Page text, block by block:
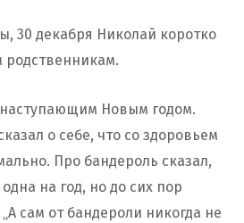
30 декабря Николай коротко
родственникам.
Новым годом.
о себе, что со здоровьем
Про бандероль сказал,
на год, но до сих пор
сам от бандероли никогда не